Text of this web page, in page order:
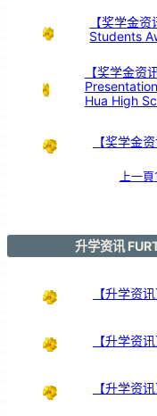
【奖学金
Students
【奖学金
Hua High
【奖学金
上一頁
升学资讯
【升学资
【升学资
【升学资